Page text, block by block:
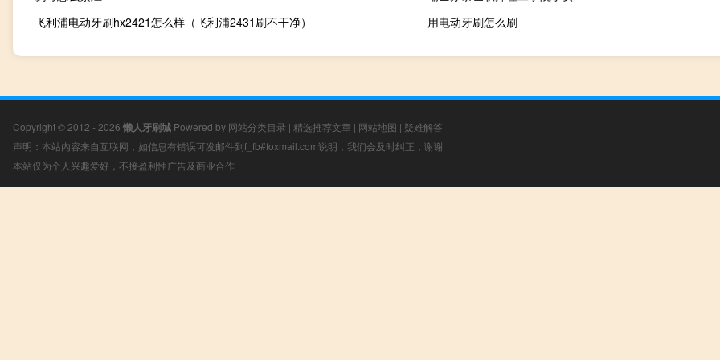
飞利浦电动牙刷hx2421怎么样（飞利浦2431刷不干净）
用电动牙刷怎么刷
Copyright © 2012 - 2026 懒人牙刷城 Powered by 网站分类目录 | 精选推荐文章 | 网站地图 | 疑难解答
声明：本站内容来自互联网，如信息有错误可发邮件到f_fb#foxmail.com说明，我们会及时纠正，谢谢
本站仅为个人兴趣爱好，不接盈利性广告及商业合作